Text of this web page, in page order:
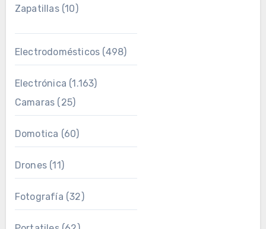
Zapatillas(10)
Electrodomésticos (498)
Electrónica (1.163)
Camaras (25)
Domotica (60)
Drones(11)
Fotografía (32)